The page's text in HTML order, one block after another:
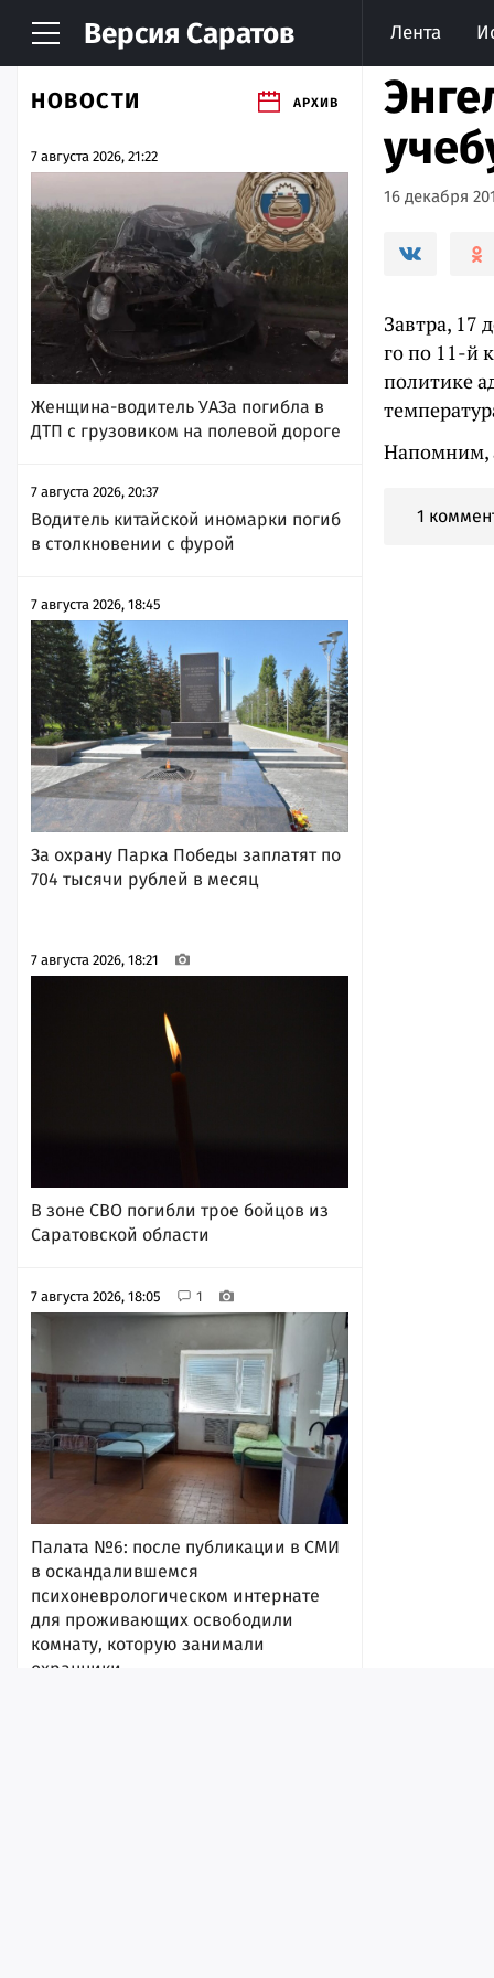
Версия Саратов Лента
НОВОСТИ АРХИВ
7 августа 2026, 21:22
Женщина-водитель УАЗа погибла в
ДТП с грузовиком на полевой дороге
7 августа 2026, 20:37
Водитель китайской иномарки погиб
в столкновении с фурой
7 августа 2026, 18:45
За охрану Парка Победы заплатят по
704 тысячи рублей в месяц
7 августа 2026, 18:21
В зоне СВО погибли трое бойцов из
Саратовской области
7 августа 2026, 18:05 1
Палата №6: после публикации в СМИ
в оскандалившемся
психоневрологическом интернате
для проживающих освободили
комнату, которую занимали
охранники
16 декабря
Завтра, 17
го по 11-й
политике
Напомним,
1